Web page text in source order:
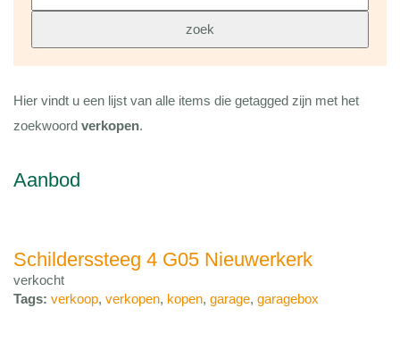
Hier vindt u een lijst van alle items die getagged zijn met het
zoekwoord verkopen.
Aanbod
Schilderssteeg 4 G05 Nieuwerkerk
verkocht
Tags: verkoop, verkopen, kopen, garage, garagebox